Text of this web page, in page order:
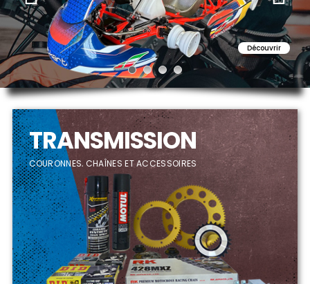
Découvrir
TRANSMISSION
COURONNES, CHAÎNES ET ACCESSOIRES